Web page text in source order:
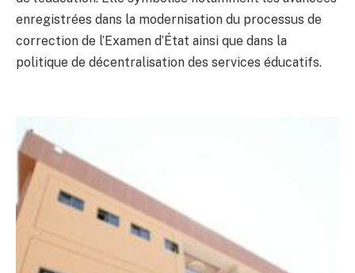
enregistrées dans la modernisation du processus de
correction de l’Examen d’État ainsi que dans la
politique de décentralisation des services éducatifs.